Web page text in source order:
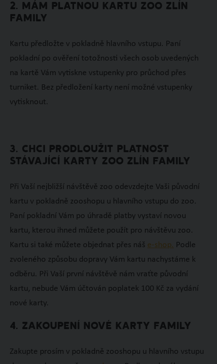
2. MÁM PLATNOU KARTU ZOO ZLÍN
FAMILY
Kartu předložte v pokladně hlavního vstupu. Paní
pokladní po ověření totožnosti všech osob uvedených
na kartě Vám vytiskne vstupenky pro průchod přes
turniket. Bez předložení karty není možné vstupenky
vytisknout.
3. CHCI PRODLOUŽIT PLATNOST
STÁVAJÍCÍ KARTY ZOO ZLÍN FAMILY
Při Vaší nejbližší návštěvě zoo odevzdejte Vaši původní
kartu v pokladně zooshopu u hlavního vstupu do zoo.
Paní pokladní Vám po úhradě platby vystaví novou
kartu, kterou ihned můžete použít pro návštěvu zoo.
Kartu si také můžete objednat přes náš e-shop. Podle
zvoleného způsobu dopravy Vám kartu nachystáme k
odběru. Při Vaší první návštěvě nám vraťte původní
kartu, nebude Vám účtován poplatek 100 Kč za vydání
nové karty.
4. ZAKOUPENÍ NOVÉ KARTY FAMILY
Zakupte prosím v pokladně zooshopu u hlavního vstupu